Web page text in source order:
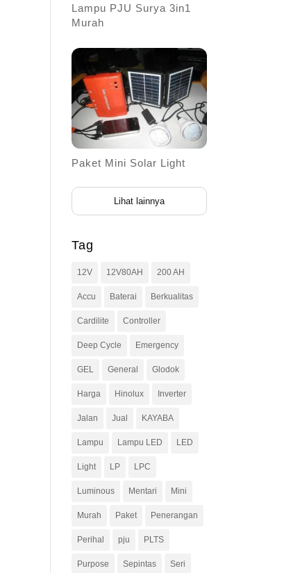
Lampu PJU Surya 3in1
Murah
Paket Mini Solar Light
Lihat lainnya
Tag
12V 12V80AH 200 AH
Accu Baterai Berkualitas
Cardilite Controller
Deep Cycle Emergency
GEL General Glodok
Harga Hinolux Inverter
Jalan Jual KAYABA
Lampu Lampu LED LED
Light LP LPC
Luminous Mentari Mini
Murah Paket Penerangan
Perihal pju PLTS
Purpose Sepintas Seri